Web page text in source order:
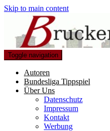
Skip to main content
Toggle navigation
Autoren
Bundesliga Tippspiel
Über Uns
Datenschutz
Impressum
Kontakt
Werbung